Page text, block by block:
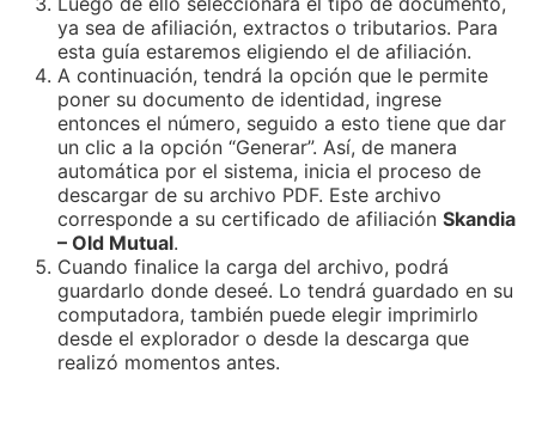
ya sea de afiliación, extractos o tributarios. Para
esta guía estaremos eligiendo el de afiliación.
A continuación, tendrá la opción que le permite
poner su documento de identidad, ingrese
entonces el número, seguido a esto tiene que dar
un clic a la opción “Generar”. Así, de manera
automática por el sistema, inicia el proceso de
descargar de su archivo PDF. Este archivo
corresponde a su certificado de afiliación Skandia
– Old Mutual.
Cuando finalice la carga del archivo, podrá
guardarlo donde deseé. Lo tendrá guardado en su
computadora, también puede elegir imprimirlo
desde el explorador o desde la descarga que
realizó momentos antes.